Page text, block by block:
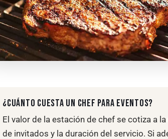
¿CUÁNTO CUESTA UN CHEF PARA EVENTOS?
El valor de la estación de chef se cotiza a
de invitados y la duración del servicio. Si